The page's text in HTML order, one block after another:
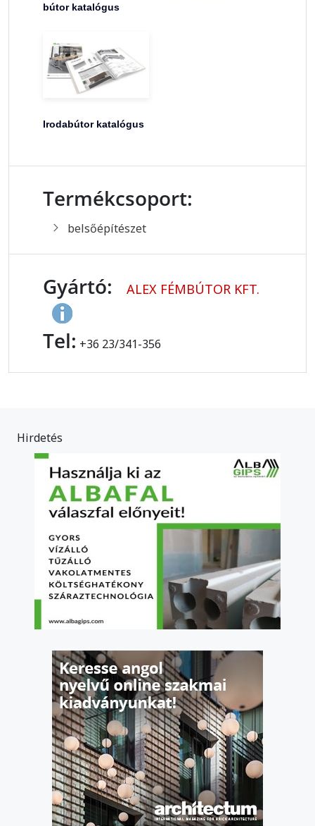
bútor katalógus
Irodabútor katalógus
Termékcsoport:
belsőépítészet
Gyártó: ALEX FÉMBÚTOR KFT.
Tel: +36 23/341-356
Hirdetés